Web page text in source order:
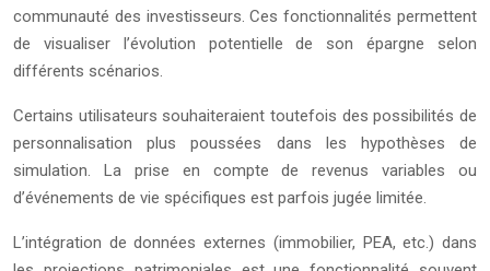
communauté des investisseurs. Ces fonctionnalités permettent
de visualiser l’évolution potentielle de son épargne selon
différents scénarios.
Certains utilisateurs souhaiteraient toutefois des possibilités de
personnalisation plus poussées dans les hypothèses de
simulation. La prise en compte de revenus variables ou
d’événements de vie spécifiques est parfois jugée limitée.
L’intégration de données externes (immobilier, PEA, etc.) dans